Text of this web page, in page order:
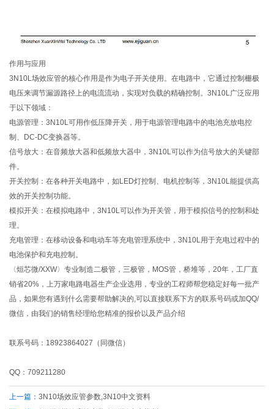
作用与应用
3N10L场效应管的核心作用是作为电子开关使用。在电路中，它通过控制栅极
电压来调节漏源路径上的电流流动，实现对负载的精确控制。3N10L广泛应用
于以下领域：
电源管理：3N10L可用作低压降开关，用于电源管理电路中的电池充放电控
制、DC-DC变换器等。
信号放大：在音频放大器和低频放大器中，3N10L可以作为信号放大的关键部
件。
开关控制：在各种开关电路中，如LED灯控制、电机控制等，3N10L能提供高
效的开关控制功能。
模拟开关：在模拟电路中，3N10L可以作为开关管，用于模拟信号的控制和处
理。
充电管理：在移动设备和电动车等充电管理系统中，3N10L用于充电过程中的
电池保护和充电控制。
〈烜芯微/XXW〉专业制造二极管，三极管，MOS管，桥堆等，20年，工厂直
销省20%，上万家电路电器生产企业选用，专业的工程师帮您稳定好每一批产
品，如果您有遇到什么需要帮助解决的,可以直接联系下方的联系号码或加QQ/
微信，由我们的销售经理给您精准的报价以及产品介绍
联系号码：18923864027（同微信）
QQ：709211280
上一篇： 3N10场效应管参数,3N10中文资料